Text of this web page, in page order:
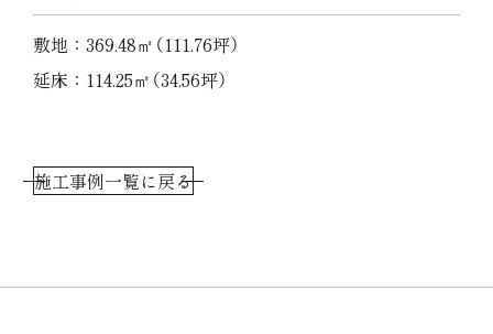
敷地：369.48㎡（111.76坪）
延床：114.25㎡（34.56坪）
施工事例一覧に戻る